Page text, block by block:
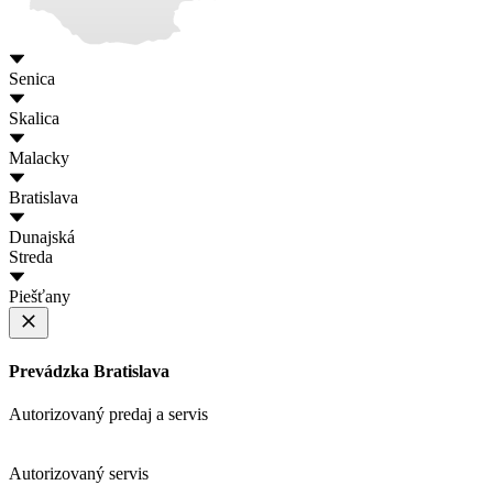
Senica
Skalica
Malacky
Bratislava
Dunajská
Streda
Piešťany
Prevádzka Bratislava
Autorizovaný predaj a servis
Autorizovaný servis